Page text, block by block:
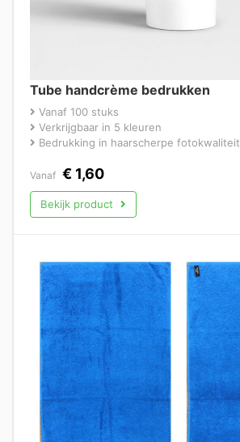
Tube handcrème bedrukken
Vanaf 100 stuks
Verkrijgbaar in 5 kleuren
Bedrukking in haarscherpe fotokwaliteit
Vanaf € 1,60
Bekijk product